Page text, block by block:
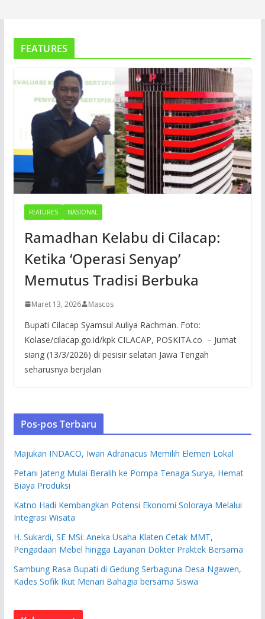
FEATURES
FEATURES NASIONAL
Ramadhan Kelabu di Cilacap:
Ketika ‘Operasi Senyap’
Memutus Tradisi Berbuka
Maret 13, 2026 Mascos
Bupati Cilacap Syamsul Auliya Rachman. Foto:
Kolase/cilacap.go.id/kpk CILACAP, POSKITA.co – Jumat
siang (13/3/2026) di pesisir selatan Jawa Tengah
seharusnya berjalan
Pos-pos Terbaru
Majukan INDACO, Iwan Adranacus Memilih Elemen Lokal
Petani Jateng Mulai Beralih ke Pompa Tenaga Surya, Hemat
Biaya Produksi
Katno Hadi Kembangkan Potensi Ekonomi Soloraya Melalui
Integrasi Wisata
H. Sukardi, SE MSi: Aneka Usaha Klaten Cetak MMT,
Pengadaan Mebel hingga Layanan Dokter Praktek Bersama
Sambung Rasa Bupati di Gedung Serbaguna Desa Ngawen,
Kades Sofik Ikut Menari Bahagia bersama Siswa